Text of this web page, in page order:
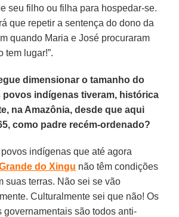
seu filho ou filha para hospedar-se.
que repetir a sentença do dono da
quando Maria e José procuraram
tem lugar!”.
dimensionar o tamanho do
povos indígenas tiveram, histórica
na Amazônia, desde que aqui
como padre recém-ordenado?
indígenas que até agora
do Xingu não têm condições
suas terras. Não sei se vão
Culturalmente sei que não! Os
governamentais são todos anti-